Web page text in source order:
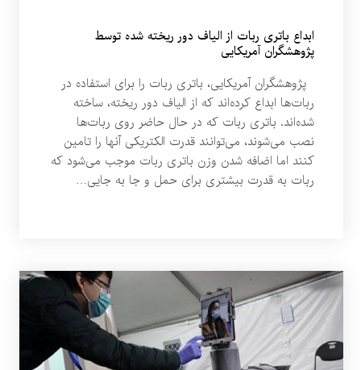
ابداع باتری ربات از الیاف دور ریخته شده توسط
پژوهشگران آمریکایی
پژوهشگران آمریکایی، باتری ربات را برای استفاده در
ربات‌ها ابداع کرده‌اند که از الیاف دور ریخته، ساخته
شده‌اند. باتری ربات که در حال حاضر روی ربات‌ها
نصب می‌شوند، می‌توانند قدرت الکتریکی آنها را تامین
کنند اما اضافه شدن وزن باتری ربات موجب می‌شود که
ربات به قدرت بیشتری برای حمل و جا به جایی…